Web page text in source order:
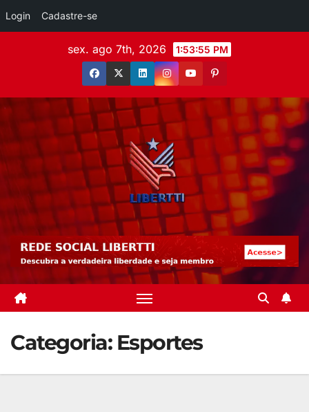
Login Cadastre-se
sex. ago 7th, 2026 1:53:57 PM
Categoria: Esportes